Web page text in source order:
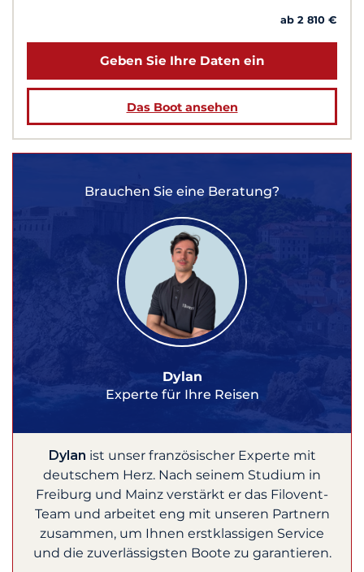
ab 2 810 €
Geben Sie Ihre Daten ein
Das Boot ansehen
Brauchen Sie eine Beratung?
Dylan
Experte für Ihre Reisen
Dylan ist unser französischer Experte mit
deutschem Herz. Nach seinem Studium in
Freiburg und Mainz verstärkt er das Filovent-
Team und arbeitet eng mit unseren Partnern
zusammen, um Ihnen erstklassigen Service
und die zuverlässigsten Boote zu garantieren.